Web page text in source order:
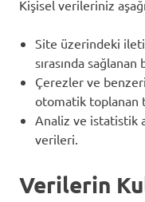
Kişisel verileriniz
Site üzerindeki
sırasında sağlanan
Çerezler ve
otomatik toplanan
Analiz ve istatistik
verileri.
Verilerin